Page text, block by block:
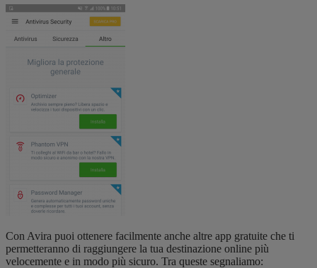
Con Avira puoi ottenere facilmente anche altre app gratuite che ti
permetteranno di raggiungere la tua destinazione online più
velocemente e in modo più sicuro. Tra queste segnaliamo: